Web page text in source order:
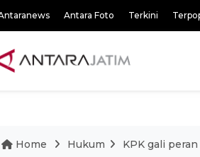
Antara Foto Terkini
Home Hukum KPK gali